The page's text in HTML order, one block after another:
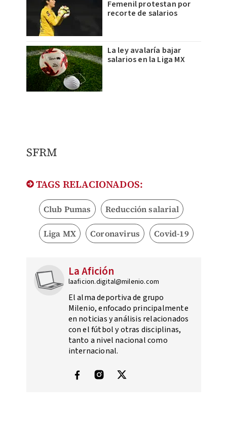
Femenil protestan por
recorte de salarios
La ley avalaría bajar
salarios en la Liga MX
SFRM
TAGS RELACIONADOS:
Club Pumas Reducción salarial
Liga MX Coronavirus Covid-19
La Afición
laaficion.digital@milenio.com
El alma deportiva de grupo
Milenio, enfocado principalmente
en noticias y análisis relacionados
con el fútbol y otras disciplinas,
tanto a nivel nacional como
internacional.